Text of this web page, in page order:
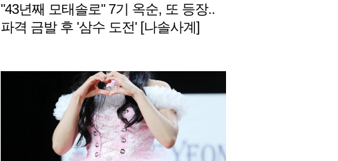
"43년째 모태솔로" 7기 옥순, 또 등장..
파격 금발 후 '삼수 도전' [나솔사계]